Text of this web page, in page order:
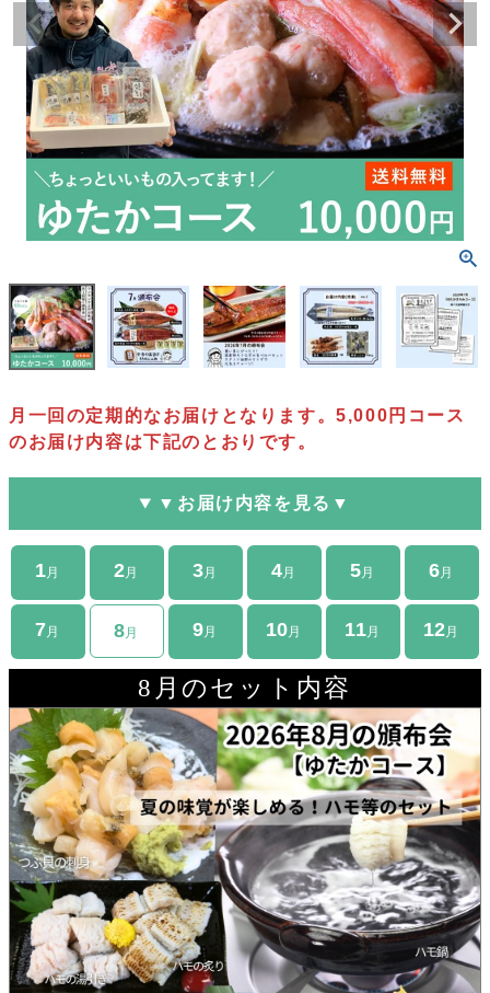
月一回の定期的なお届けとなります。5,000円コース
のお届け内容は下記のとおりです。
▼ お届け内容を見る ▼
1月 2月 3月 4月 5月 6月
7月 8月 9月 10月 11月 12月
8月のセット内容